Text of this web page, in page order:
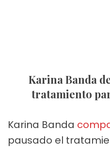
Karina Banda decide detener su
tratamiento
Karina Banda
pausado el